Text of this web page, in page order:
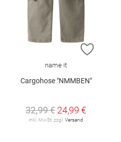
WUNSCHLISTE HINZUFÜGEN
ZUR
name it
Cargohose "NMMBEN"
32,99 € 24,99 €
inkl. MwSt. zzgl. Versand